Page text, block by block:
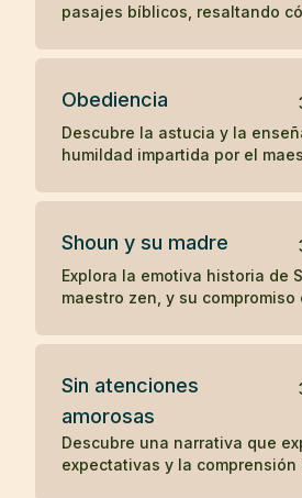
pasajes bíblicos, resaltando
resonaron con la perspectiva
presente.
Obediencia
Descubre la astucia y la
humildad impartida por el
destaca la simplicidad y
Shoun y su madre
Explora la emotiva historia de
maestro zen, y su compromiso
en reflexiones profundas
Sin atenciones
amorosas
Descubre una narrativa que
expectativas y la comprensión